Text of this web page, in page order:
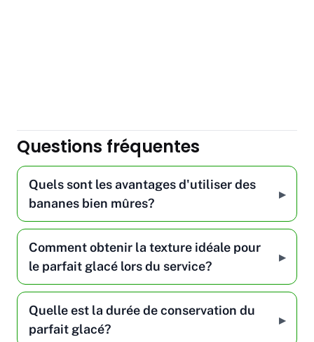
Questions fréquentes
Quels sont les avantages d'utiliser des
bananes bien mûres?
Comment obtenir la texture idéale pour
le parfait glacé lors du service?
Quelle est la durée de conservation du
parfait glacé?